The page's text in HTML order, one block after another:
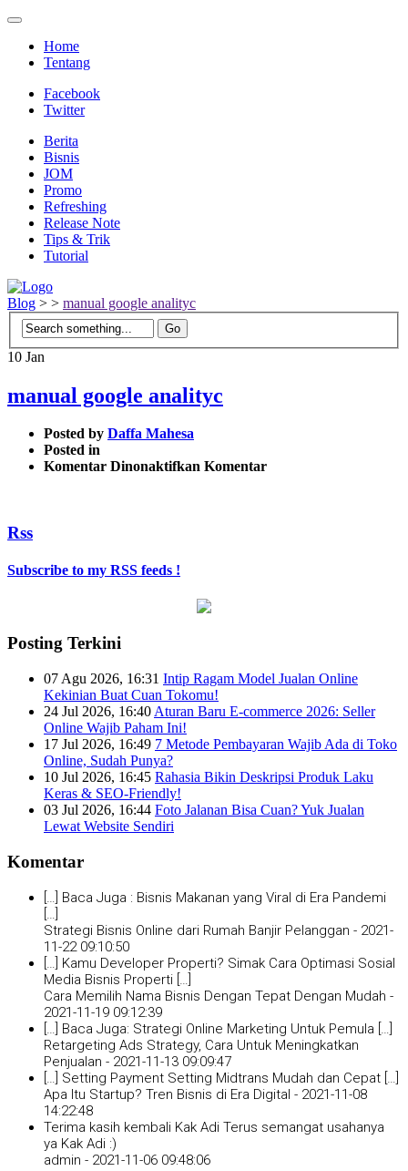
Home
Tentang
Facebook
Twitter
Berita
Bisnis
JOM
Promo
Refreshing
Release Note
Tips & Trik
Tutorial
Blog > > manual google analityc
10 Jan
manual google analityc
Posted by Daffa Mahesa
Posted in
Komentar Dinonaktifkan pada
Komentar
Rss
Subscribe to my RSS feeds !
Posting Terkini
07 Agu 2026, 16:31 Intip Ragam Model Jualan Online
Kekinian Buat Cuan Tokomu!
24 Jul 2026, 16:40 Aturan Baru E-commerce 2026: Seller
Online Wajib Paham Ini!
17 Jul 2026, 16:49 7 Metode Pembayaran Wajib Ada di Toko
Online, Sudah Punya?
10 Jul 2026, 16:45 Rahasia Bikin Deskripsi Produk Laku
Keras & SEO-Friendly!
03 Jul 2026, 16:44 Foto Jalanan Bisa Cuan? Yuk Jualan
Lewat Website Sendiri
Komentar
[…] Baca Juga : Bisnis Makanan yang Viral di Era Pandemi
Strategi Bisnis Online dari Rumah Banjir Pelanggan - 2021-
11-22 09:10:50
[…] Kamu Developer Properti? Simak Cara Optimasi Sosial
Media Bisnis Properti […]
Cara Memilih Nama Bisnis Dengan Tepat Dengan Mudah -
2021-11-19 09:12:39
[…] Baca Juga: Strategi Online Marketing Untuk Pemula […]
Retargeting Ads Strategy, Cara Untuk Meningkatkan
Penjualan - 2021-11-13 09:09:47
[…] Setting Payment Setting Midtrans Mudah dan Cepat […]
Apa Itu Startup? Tren Bisnis di Era Digital - 2021-11-08
14:22:48
Terima kasih kembali Kak Adi Terus semangat usahanya
ya Kak Adi :)
admin - 2021-11-06 09:48:06